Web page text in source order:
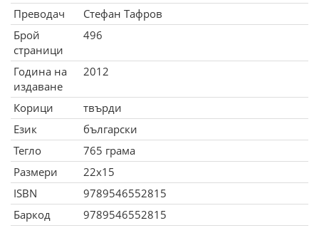
Преводач
Стефан Тафров
Брой
страници
496
Година на
издаване
2012
Корици
твърди
Език
български
Тегло
765 грама
Размери
22x15
ISBN
9789546552815
Баркод
9789546552815